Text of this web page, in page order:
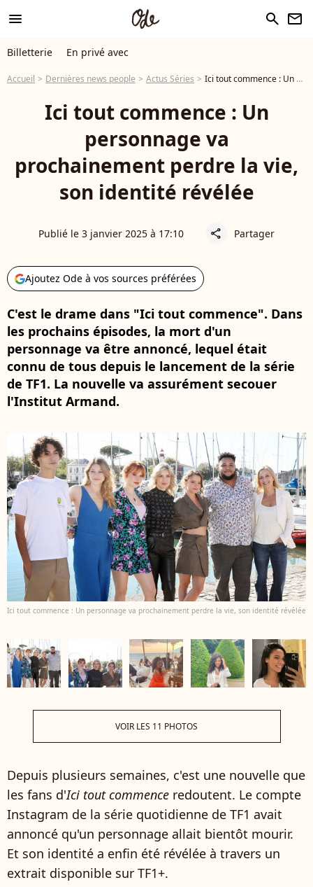
menu search newsletter
Billetterie En privé avec
Accueil Dernières news people Actus Séries Ici tout commence : Un personnage va prochainement perdre la vie, son identité révélée
Ici tout commence : Un
personnage va
prochainement perdre la vie,
son identité révélée
Publié le 3 janvier 2025 à 17:10 share Partager
Ajoutez Ode à vos sources préférées
C'est le drame dans "Ici tout commence". Dans
les prochains épisodes, la mort d'un
personnage va être annoncé, lequel était
connu de tous depuis le lancement de la série
de TF1. La nouvelle va assurément secouer
l'Institut Armand.
Ici tout commence : Un personnage va prochainement perdre la vie, son identité révélée
VOIR LES 11 PHOTOS
Depuis plusieurs semaines, c'est une nouvelle que
les fans d'Ici tout commence redoutent. Le compte
Instagram de la série quotidienne de TF1 avait
annoncé qu'un personnage allait bientôt mourir.
Et son identité a enfin été révélée à travers un
extrait disponible sur TF1+.